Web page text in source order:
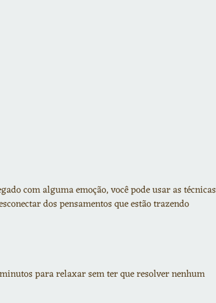
com alguma emoção, você pode usar as técnicas
dos pensamentos que estão trazendo
para relaxar sem ter que resolver nenhum